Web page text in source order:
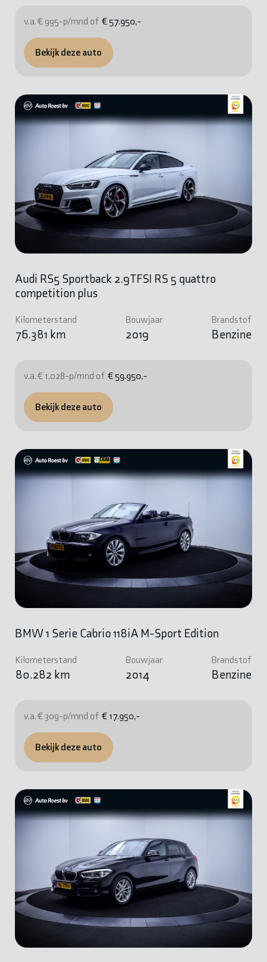
v.a. € 995-p/mnd of € 57.950,-
Bekijk deze auto
Audi RS5 Sportback 2.9TFSI RS 5 quattro
competition plus
Kilometerstand
76.381 km
Bouwjaar
2019
Brandstof
Benzine
v.a. € 1.028-p/mnd of € 59.950,-
Bekijk deze auto
BMW 1 Serie Cabrio 118iA M-Sport Edition
Kilometerstand
80.282 km
Bouwjaar
2014
Brandstof
Benzine
v.a. € 309-p/mnd of € 17.950,-
Bekijk deze auto